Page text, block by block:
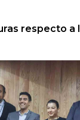
respecto a